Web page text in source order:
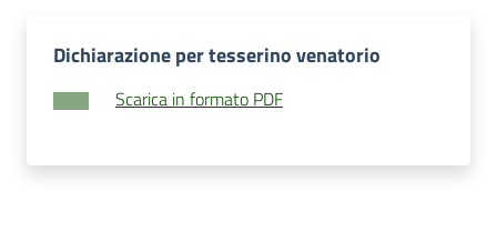
Dichiarazione per tesserino venatorio
Scarica in formato PDF